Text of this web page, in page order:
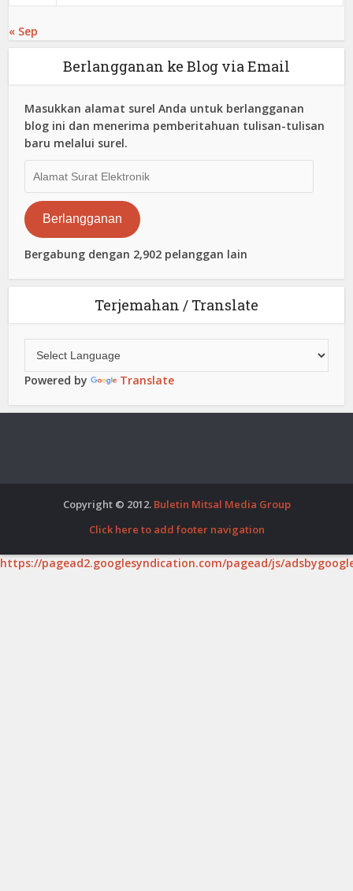
« Sep
Berlangganan ke Blog via Email
Masukkan alamat surel Anda untuk berlangganan
blog ini dan menerima pemberitahuan tulisan-tulisan
baru melalui surel.
Surat
Elektronik
Berlangganan
Bergabung dengan 2,902 pelanggan lain
Terjemahan / Translate
Powered by Translate
Copyright © 2012. Buletin Mitsal Media Group
Click here to add footer navigation
https://pagead2.googlesyndication.com/pagead/js/